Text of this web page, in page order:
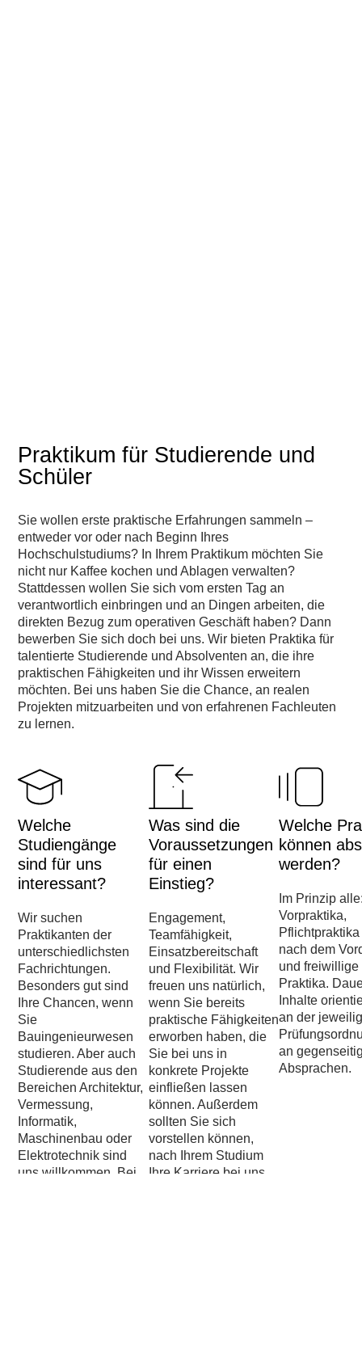
Praktikum für Studierende und
Schüler
Sie wollen erste praktische Erfahrungen sammeln –
entweder vor oder nach Beginn Ihres
Hochschulstudiums? In Ihrem Praktikum möchten Sie
nicht nur Kaffee kochen und Ablagen verwalten?
Stattdessen wollen Sie sich vom ersten Tag an
verantwortlich einbringen und an Dingen arbeiten, die
direkten Bezug zum operativen Geschäft haben? Dann
bewerben Sie sich doch bei uns. Wir bieten Praktika für
talentierte Studierende und Absolventen an, die ihre
praktischen Fähigkeiten und ihr Wissen erweitern
möchten. Bei uns haben Sie die Chance, an realen
Projekten mitzuarbeiten und von erfahrenen Fachleuten
zu lernen.
Welche
Studiengänge
sind für uns
interessant?
Wir suchen
Praktikanten der
unterschiedlichsten
Fachrichtungen.
Besonders gut sind
Ihre Chancen, wenn
Sie
Bauingenieurwesen
studieren. Aber auch
Studierende aus den
Bereichen Architektur,
Vermessung,
Informatik,
Maschinenbau oder
Elektrotechnik sind
uns willkommen. Bei
Was sind die
Voraussetzungen
für einen
Einstieg?
Engagement,
Teamfähigkeit,
Einsatzbereitschaft
und Flexibilität. Wir
freuen uns natürlich,
wenn Sie bereits
praktische Fähigkeiten
erworben haben, die
Sie bei uns in
konkrete Projekte
einfließen lassen
können. Außerdem
sollten Sie sich
vorstellen können,
nach Ihrem Studium
Ihre Karriere bei uns
Welche
können
werden?
Im Prinzip
Vorpraktika,
nach dem
und freiwillige
Praktika.
Inhalte
an der
an
Absprachen.